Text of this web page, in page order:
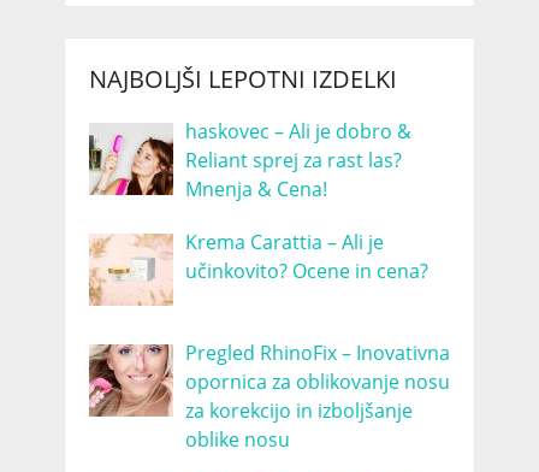
NAJBOLJŠI LEPOTNI IZDELKI
haskovec – Ali je dobro &
Reliant sprej za rast las?
Mnenja & Cena!
Krema Carattia – Ali je
učinkovito? Ocene in cena?
Pregled RhinoFix – Inovativna
opornica za oblikovanje nosu
za korekcijo in izboljšanje
oblike nosu